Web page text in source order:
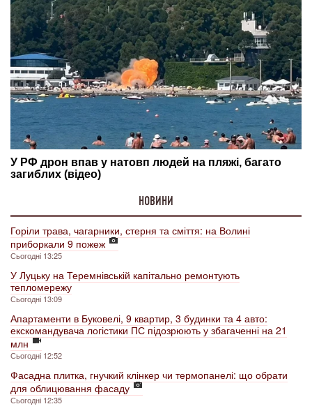
НОВИНИ
Горіли трава, чагарники, стерня та сміття: на Волині
приборкали 9 пожеж
Сьогодні 13:25
У Луцьку на Теремнівській капітально ремонтують
тепломережу
Сьогодні 13:09
Апартаменти в Буковелі, 9 квартир, 3 будинки та 4 авто:
екскомандувача логістики ПС підозрюють у збагаченні на 21
млн
Сьогодні 12:52
Фасадна плитка, гнучкий клінкер чи термопанелі: що обрати
для облицювання фасаду
Сьогодні 12:35